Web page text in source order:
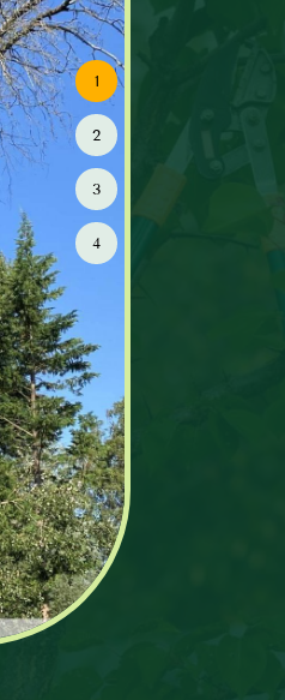
sont complexes et
professionnel comme
sise à Pontoise. Elagueur
et sera en
vos demandes tout en
Il veille à faire
95000 des tarifs les plus
la qualité de ses
propose des tarifs
Chaque cas et
afin de fournir les
1
2
3
4